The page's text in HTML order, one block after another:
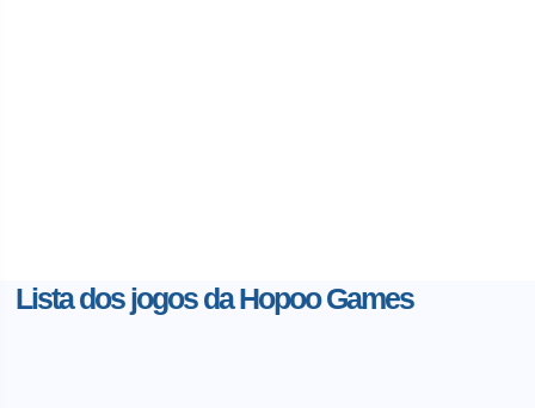
Lista dos jogos da Hopoo Games